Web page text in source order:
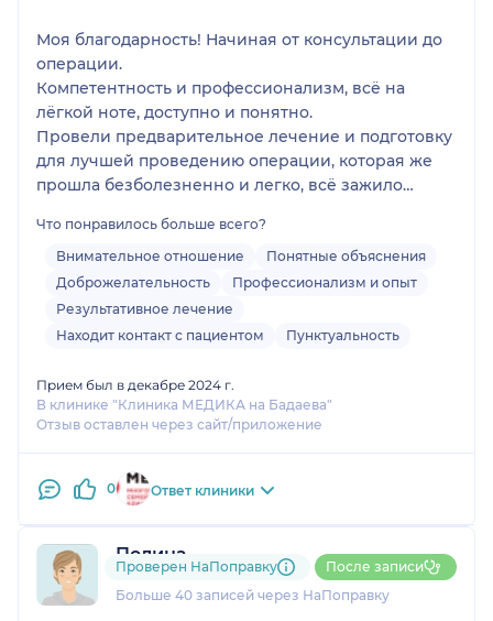
Моя благодарность! Начиная от консультации до
операции.
Компетентность и профессионализм, всё на
лёгкой ноте, доступно и понятно.
Провели предварительное лечение и подготовку
для лучшей проведению операции, которая же
прошла безболезненно и легко, всё зажило
Однозначно рекомендую к обращению!
Персонал и ассистенты тоже на уровне.
Что понравилось больше всего?
Внимательное отношение
Понятные объяснения
Доброжелательность
Профессионализм и опыт
Результативное лечение
Находит контакт с пациентом
Пунктуальность
Прием был в декабре 2024 г.
В клинике "Клиника МЕДИКА на Бадаева"
Отзыв оставлен через сайт/приложение
0 Ответ клиники
Полина
18 отзывов и1 оценка
Больше 40 записей через НаПоправку
Проверен НаПоправку После записи